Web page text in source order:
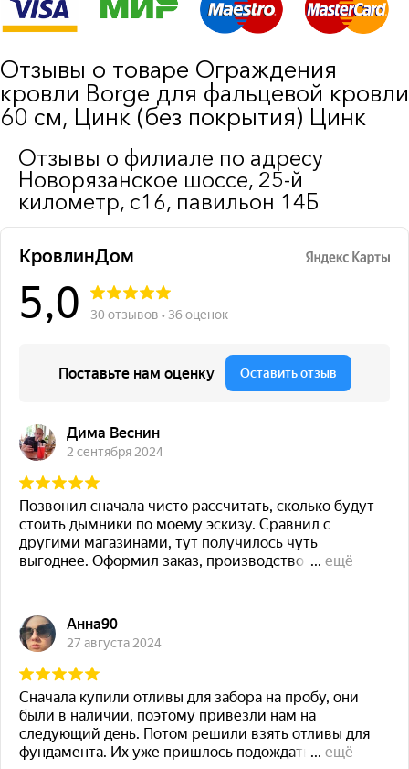
Отзывы о товаре Ограждения
кровли Borge для фальцевой кровли
60 см, Цинк (без покрытия) Цинк
Отзывы о филиале по адресу
Новорязанское шоссе, 25-й
километр, с16, павильон 14Б